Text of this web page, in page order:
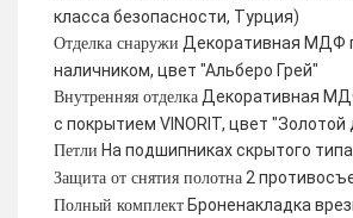
класса безопасности, Турция)
Отделка снаружи Декоративная МДФ
наличником, цвет "Альберо Грей"
Внутренняя отделка Декоративная
с покрытием VINORIT, цвет "Золотой
Петли На подшипниках скрытого типа
Защита от снятия полотна 2
Полный комплект Броненакладка